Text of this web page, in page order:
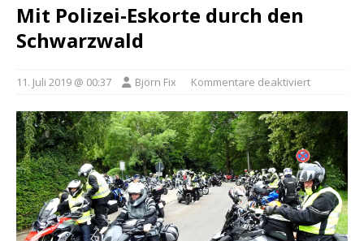
Mit Polizei-Eskorte durch den
Schwarzwald
11. Juli 2019 @ 00:37 Björn Fix Kommentare deaktiviert